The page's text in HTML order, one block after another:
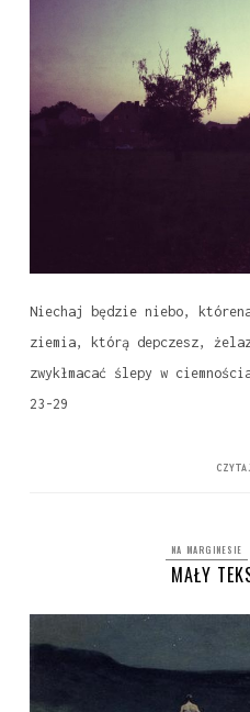
Niechaj będzie niebo,
ziemia, którą depczesz,
zwykłmacać ślepy w
23-29
NA MARGINESIE
MAŁY